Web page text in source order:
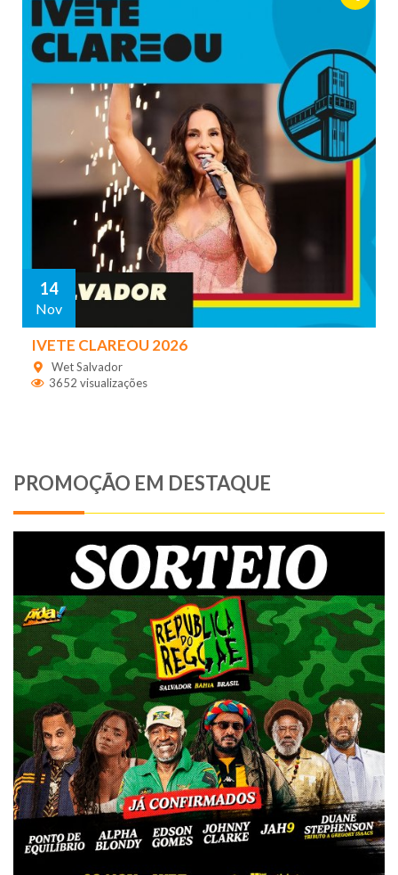
14
Nov
IVETE CLAREOU 2026
Wet Salvador
3652 visualizações
PROMOÇÃO EM DESTAQUE